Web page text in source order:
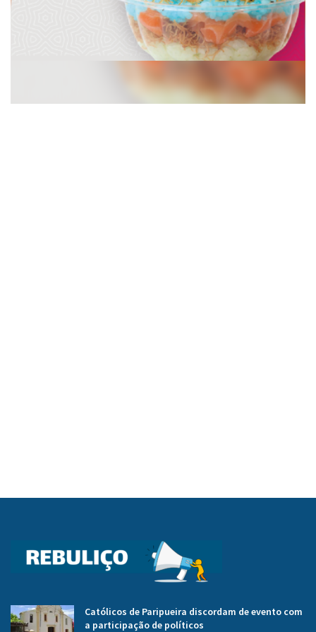
Católicos de Paripueira discordam de evento com
a participação de políticos